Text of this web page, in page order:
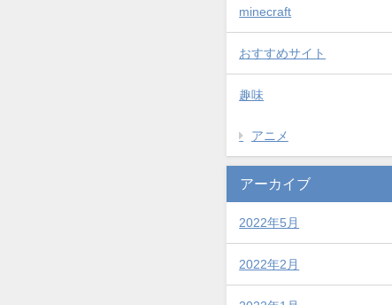
minecraft
おすすめサイト
趣味
アニメ
アーカイブ
2022年5月
2022年2月